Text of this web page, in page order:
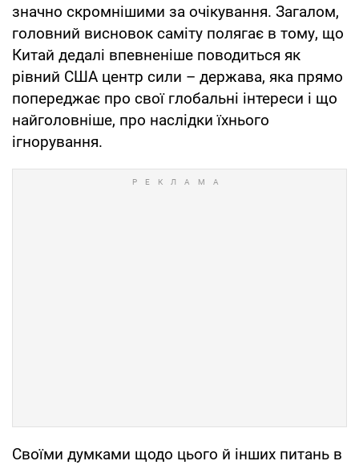
значно скромнішими за очікування. Загалом,
головний висновок саміту полягає в тому, що
Китай дедалі впевненіше поводиться як
рівний США центр сили – держава, яка прямо
попереджає про свої глобальні інтереси і що
найголовніше, про наслідки їхнього
ігнорування.
Своїми думками щодо цього й інших питань в